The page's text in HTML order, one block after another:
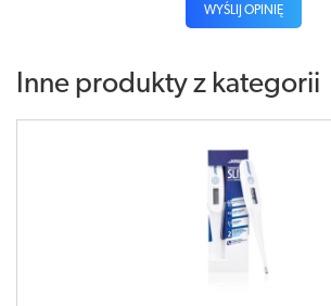
WYŚLIJ OPINIĘ
Inne produkty z kategorii